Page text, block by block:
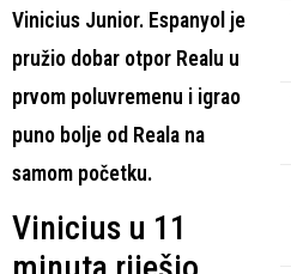
Vinicius Junior. Espanyol je
pružio dobar otpor Realu u
prvom poluvremenu i igrao
puno bolje od Reala na
samom početku.
Vinicius u 11